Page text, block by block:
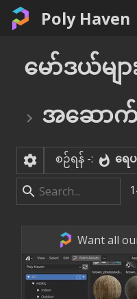
Poly Haven
မော်ဒယ်မျာ
အဆော
စဉ်ရန် -: ရေ
Want all